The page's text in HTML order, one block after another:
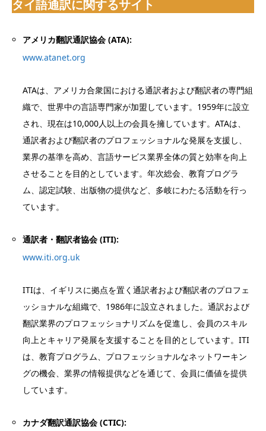
タイ語通訳に関するサイト
アメリカ翻訳通訳協会 (ATA):
www.atanet.org
ATAは、アメリカ合衆国における通訳者および翻訳者の専門組
織で、世界中の言語専門家が加盟しています。1959年に設立
され、現在は10,000人以上の会員を擁しています。ATAは、
通訳者および翻訳者のプロフェッショナルな発展を支援し、
業界の基準を高め、言語サービス業界全体の質と効率を向上
させることを目的としています。年次総会、教育プログラ
ム、認定試験、出版物の提供など、多岐にわたる活動を行っ
ています。
通訳者・翻訳者協会 (ITI):
www.iti.org.uk
ITIは、イギリスに拠点を置く通訳者および翻訳者のプロフェ
ッショナルな組織で、1986年に設立されました。通訳および
翻訳業界のプロフェッショナリズムを促進し、会員のスキル
向上とキャリア発展を支援することを目的としています。ITI
は、教育プログラム、プロフェッショナルなネットワーキン
グの機会、業界の情報提供などを通じて、会員に価値を提供
しています。
カナダ翻訳通訳協会 (CTIC):